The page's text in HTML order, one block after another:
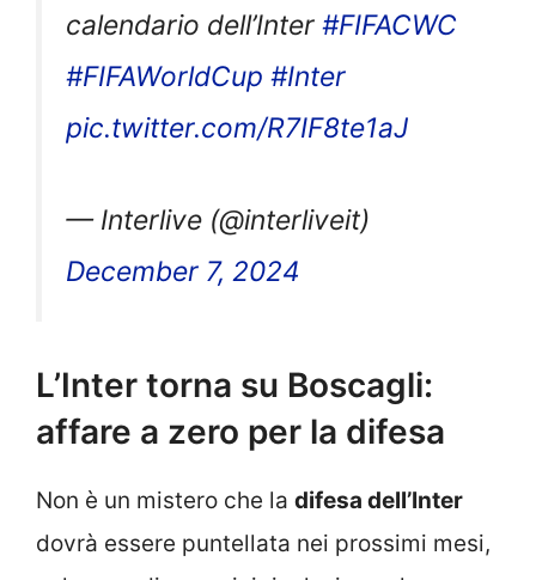
calendario dell’Inter #FIFACWC
#FIFAWorldCup #Inter
pic.twitter.com/R7IF8te1aJ
— Interlive (@interliveit)
December 7, 2024
L’Inter torna su Boscagli:
affare a zero per la difesa
Non è un mistero che la difesa dell’Inter
dovrà essere puntellata nei prossimi mesi,